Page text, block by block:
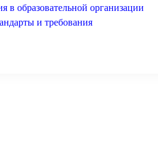
в образовательной организации
и требования